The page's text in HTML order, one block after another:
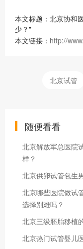
本文标题：北京协和
少？"
本文链接： http://
北京试管
随便看看
北京解放军总医院
样？
北京供卵试管包生
北京哪些医院做试
选择别难吗？
北京三级胚胎移植
北京热门试管婴儿